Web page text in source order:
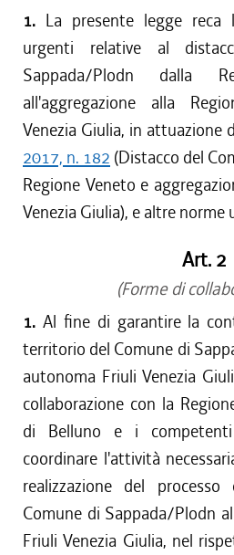
1. La presente legge reca
urgenti relative al
Sappada/Plodn dalla
all'aggregazione alla
Venezia Giulia, in attuazione
2017, n. 182 (Distacco del
Regione Veneto e
Venezia Giulia), e altre norme
Art. 2
(Forme di
1. Al fine di garantire la
territorio del Comune di
autonoma Friuli Venezia
collaborazione con la
di Belluno e i
coordinare l'attività
realizzazione del
Comune di Sappada/Plodn
Friuli Venezia Giulia, nel